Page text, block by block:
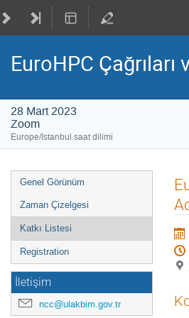
EuroHPC
28 Mart 2023
Zoom
Europe/Istanbul saat dilimi
Event
menu
Genel Görünüm
Zaman Çizelgesi
Katkı Listesi
Registration
İletişim
ncc@ulakbim.gov.tr